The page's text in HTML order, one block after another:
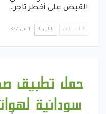
القبض على أخطر تاجر…
السابق التالي 1 من 377